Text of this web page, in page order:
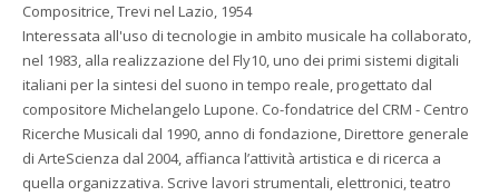
Compositrice, Trevi nel Lazio, 1954
Interessata all'uso di tecnologie in ambito musicale ha collaborato,
nel 1983, alla realizzazione del Fly10, uno dei primi sistemi digitali
italiani per la sintesi del suono in tempo reale, progettato dal
compositore Michelangelo Lupone. Co-fondatrice del CRM - Centro
Ricerche Musicali dal 1990, anno di fondazione, Direttore generale
di ArteScienza dal 2004, affianca l’attività artistica e di ricerca a
quella organizzativa. Scrive lavori strumentali, elettronici, teatro